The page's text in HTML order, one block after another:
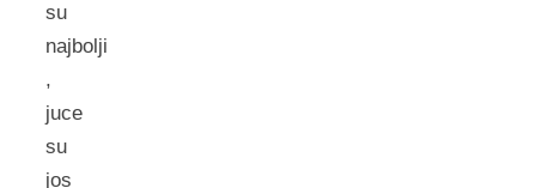
su
najbolji
,
juce
su
jos